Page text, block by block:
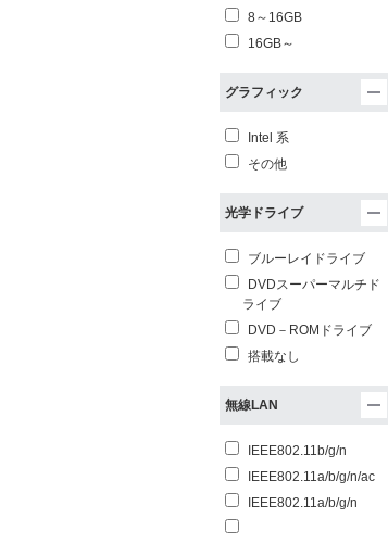
8～16GB
16GB～
グラフィック
Intel 系
その他
光学ドライブ
ブルーレイドライブ
DVDスーパーマルチド
ライブ
DVD－ROMドライブ
搭載なし
無線LAN
IEEE802.11b/g/n
IEEE802.11a/b/g/n/ac
IEEE802.11a/b/g/n